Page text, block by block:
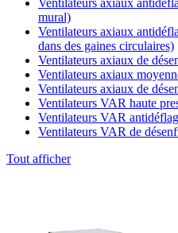
Ventilateurs axiaux
mural)
Ventilateurs axiaux
dans des gaines circulaires)
Ventilateurs axiaux de
Ventilateurs axiaux
Ventilateurs axiaux de
Ventilateurs VAR haute
Ventilateurs VAR
Ventilateurs VAR de
Tout afficher